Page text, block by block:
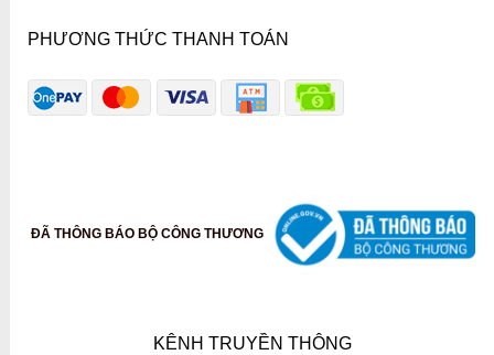
PHƯƠNG THỨC THANH TOÁN
ĐÃ THÔNG BÁO BỘ CÔNG THƯƠNG
KÊNH TRUYỀN THÔNG